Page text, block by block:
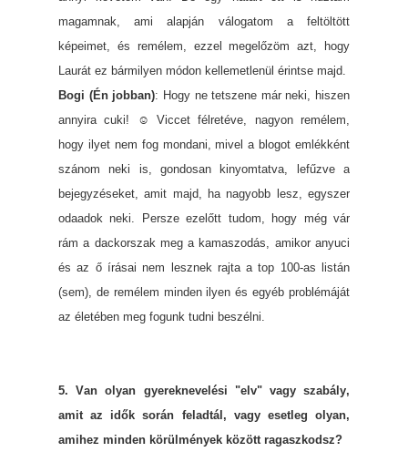
magamnak, ami alapján válogatom a feltöltött
képeimet, és remélem, ezzel megelőzöm azt, hogy
Laurát ez bármilyen módon kellemetlenül érintse majd.
Bogi (Én jobban): Hogy ne tetszene már neki, hiszen
annyira cuki! ☺ Viccet félretéve, nagyon remélem,
hogy ilyet nem fog mondani, mivel a blogot emlékként
szánom neki is, gondosan kinyomtatva, lefűzve a
bejegyzéseket, amit majd, ha nagyobb lesz, egyszer
odaadok neki. Persze ezelőtt tudom, hogy még vár
rám a dackorszak meg a kamaszodás, amikor anyuci
és az ő írásai nem lesznek rajta a top 100-as listán
(sem), de remélem minden ilyen és egyéb problémáját
az életében meg fogunk tudni beszélni.
5. Van olyan gyereknevelési "elv" vagy szabály,
amit az idők során feladtál, vagy esetleg olyan,
amihez minden körülmények között ragaszkodsz?